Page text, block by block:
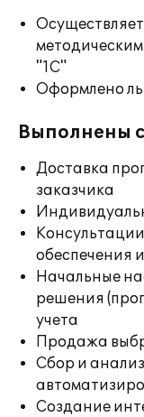
"1С"
Оформлено
Выполнены
Доставка
заказчика
обеспечения
Начальные
решения
учета
Продажа
Сбор и
Создание